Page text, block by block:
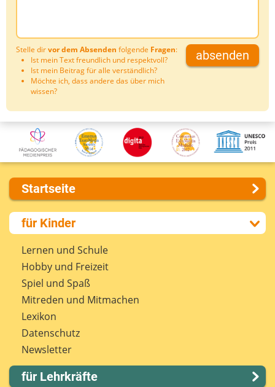
Stelle dirvor dem Absenden folgende Fragen:
Ist mein Text freundlich und respektvoll?
Ist mein Beitrag für alle verständlich?
Möchte ich, dass andere das über mich
wissen?
absenden
Startseite
Über uns
Presse
Kontakt
Impressum
Internet-ABC Sitemap
Barrierefreiheit
Länderprojekte
für Kinder
Lernen und Schule
Hobby und Freizeit
Spiel und Spaß
Mitreden und Mitmachen
Lexikon
Datenschutz
Newsletter
für Lehrkräfte